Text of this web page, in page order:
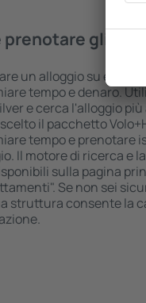
prenotare gli
un alloggio su
tempo e denaro.
e cerca l'alloggio
il pacchetto
tempo e prenotare
Il motore di ricerca e
sulla pagina
Se non sei
struttura consente la